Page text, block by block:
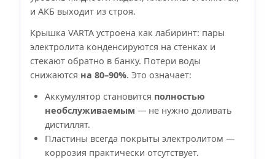
и АКБ выходит из строя.
Крышка VARTA устроена как лабиринт: пары
электролита конденсируются на стенках и
стекают обратно в банку. Потери воды
снижаются на 80–90%. Это означает:
Аккумулятор становится полностью
необслуживаемым — не нужно доливать
дистиллят.
Пластины всегда покрыты электролитом —
коррозия практически отсутствует.